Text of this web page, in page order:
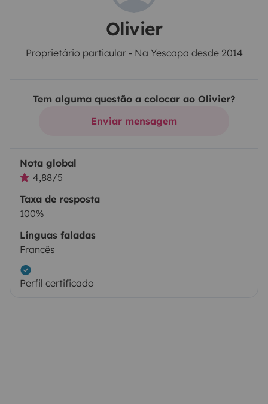
Olivier
Proprietário particular - Na Yescapa desde 2014
Tem alguma questão a colocar ao Olivier?
Enviar mensagem
Nota global
4,88/5
Taxa de resposta
100%
Línguas faladas
Francês
Perfil certificado